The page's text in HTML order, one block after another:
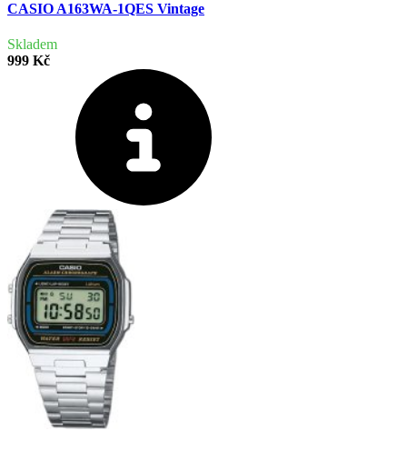
CASIO A163WA-1QES Vintage
Skladem
999 Kč